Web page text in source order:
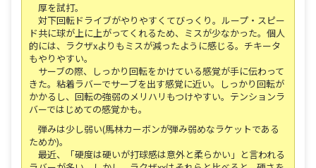
厚を試打。
対下回転ドライブがやりやすくてびっくり。ループ・スピー
ド共に球が上に上がってくれるため、ミスが少なかった。個人
的には、ラクザxよりもミスが減ったように感じる。チキータ
もやりやすい。
サーブの際、しっかり回転をかけている感覚が手に伝わって
きた。粘着ラバーでサーブを出す感覚に近い。しっかり回転が
かかるし、回転の強弱のメリハリもつけやすい。テンションラ
バーではじめての感覚かも。
弾みは少し弱い(馬林カーボンが弾み弱めなラケットである
ためか)。
最近、「硬度は硬いが打球感は意外と柔らかい」と言われる